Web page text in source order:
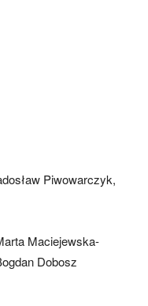
Piwowarczyk,
Maciejewska-
Dobosz